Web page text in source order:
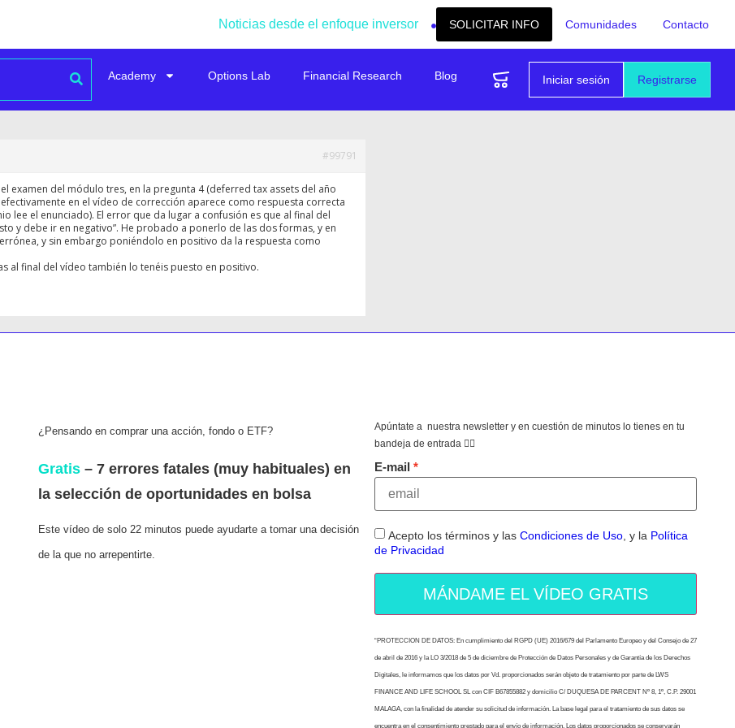
Noticias desde el enfoque inversor SOLICITAR INFO Comunidades Contacto
Registrarse
Iniciar sesión
Academy Options Lab Financial Research Blog
#99791
examen del módulo tres, en la pregunta 4 (deferred tax assets del año
en el vídeo de corrección aparece como respuesta correcta
lee el enunciado). El error que da lugar a confusión es que al final del
y debe ir en negativo”. He probado a ponerlo de las dos formas, y en
y sin embargo poniéndolo en positivo da la respuesta como
al final del vídeo también lo tenéis puesto en positivo.
¿Pensando en comprar una acción, fondo o ETF?
Gratis– 7 errores fatales (muy habituales) en
la selección de oportunidades en bolsa
Este vídeo de solo 22 minutos puede ayudarte a tomar una decisión
de la que no arrepentirte.
Apúntate a nuestra newsletter y en cuestión de minutos lo tienes en tu
bandeja de entrada 👇🏻
E-mail
Acepto los términos y las Condiciones de Uso, y la Política
de Privacidad
MÁNDAME EL VÍDEO GRATIS
“PROTECCION DE DATOS: En cumplimiento del RGPD (UE) 2016/679 del Parlamento Europeo y del Consejo de 27
de abril de 2016 y la LO 3/2018 de 5 de diciembre de Protección de Datos Personales y de Garantía de los Derechos
Digitales, le informamos que los datos por Vd. proporcionados serán objeto de tratamiento por parte de LWS
FINANCE AND LIFE SCHOOL SL con CIF B67855882 y domicilio C/ DUQUESA DE PARCENT Nº 8, 1º, C.P. 29001
MALAGA, con la finalidad de atender su solicitud de información. La base legal para el tratamiento de sus datos se
encuentra en el consentimiento prestado para el envío de información. Los datos proporcionados se conservarán